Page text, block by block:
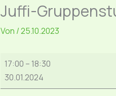
Juffi-
Von /25.10.2023
Juffi-
Gruppenstunde
17:00 – 18:30
30.01.2024